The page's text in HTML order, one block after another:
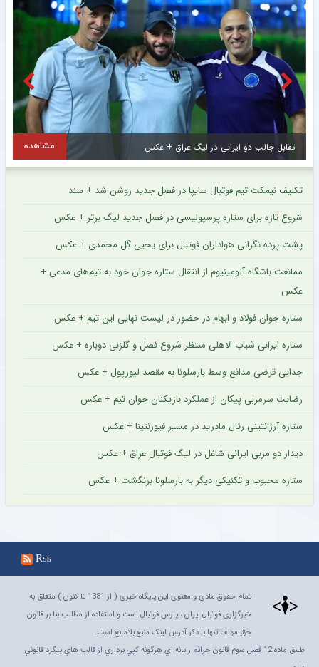
تقابل جالب دو ایرانی در لیگ عراق + عکس مشاهده
تکلیف نیمکت تیم فوتبال سایپا در فصل جدید روشن شد + سند
شروع تازه برای ستاره پرسپولیسی در فصل جدید لیگ برتر + عکس
پشت پرده نگرانی هواداران فوتبال برای یحیی گل محمدی + عکس
ممانعت باشگاه آلومینیوم از انتقال ستاره جوان خود به تیم‌های مدعی +
عکس
ستاره جوان فولاد و ابهام در حضور در لیست نهایی این تیم + عکس
ستاره ایرانی شباب الاهلی منتظر شروع فصل و گلزنی دوباره + عکس
جدایی قرضی مدافع وسط بارسلونا به مقصد لیورپول + عکس
رضایت سرمربی پیکان از عملکرد بازیکنان جوان تیم + عکس
ستاره آرژانتینی رئال مادرید در مسیر فیورنتینا + عکس
دیدار دو مربی ایرانی شاغل در لیگ فوتبال عراق + عکس
ستاره محبوب و تکنیکی دیگر به بارسلونا برنگشت + عکس
Rss
تمام حقوق مادی و معنوی این پایگاه خبری ( از 1381 تا کنون ) متعلق به
خبرگزاری فوتبال ایران ، پارس فوتبال است و استفاده از مطالب بنا بر قانون
حق مولف تنها با ذکر آدرس لینک منبع بلامانع است.
طـبق ماده 12 فصل سوم قانون جرائم رايانه اي هرگونه کپي برداري از قالب هاي پيگرد قانوني